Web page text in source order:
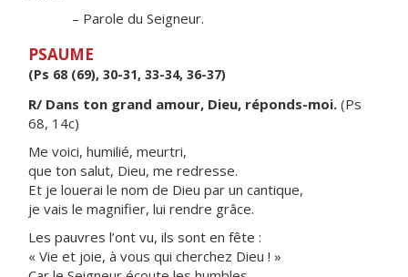
– Parole du Seigneur.
PSAUME
(Ps 68 (69), 30-31, 33-34, 36-37)
R/ Dans ton grand amour, Dieu, réponds-moi. (Ps
68, 14c)
Me voici, humilié, meurtri,
que ton salut, Dieu, me redresse.
Et je louerai le nom de Dieu par un cantique,
je vais le magnifier, lui rendre grâce.
Les pauvres l’ont vu, ils sont en fête :
« Vie et joie, à vous qui cherchez Dieu ! »